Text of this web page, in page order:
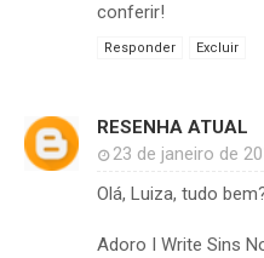
conferir!
Responder Excluir
RESENHA ATUAL
23 de janeiro de
Olá, Luiza, tudo
Adoro I Write Sins